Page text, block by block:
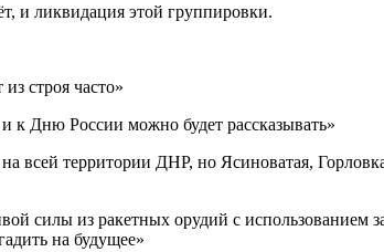
и ликвидация этой группировки.
строя часто»
к Дню России можно будет рассказывать»
всей территории ДНР, но Ясиноватая,
силы из ракетных орудий с использованием
на будущее»